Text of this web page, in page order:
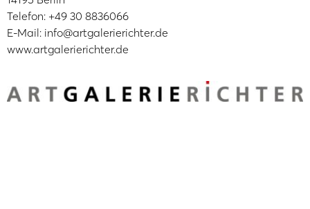
Telefon: +49 30 8836066
E-Mail: info@artgalerierichter.de
www.artgalerierichter.de